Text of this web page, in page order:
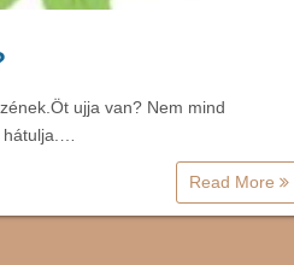
ujja van? Nem mind
Read More